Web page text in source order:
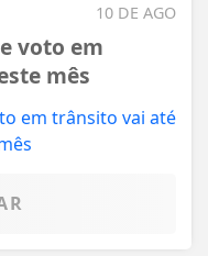
10 DE AGO
voto em
mês